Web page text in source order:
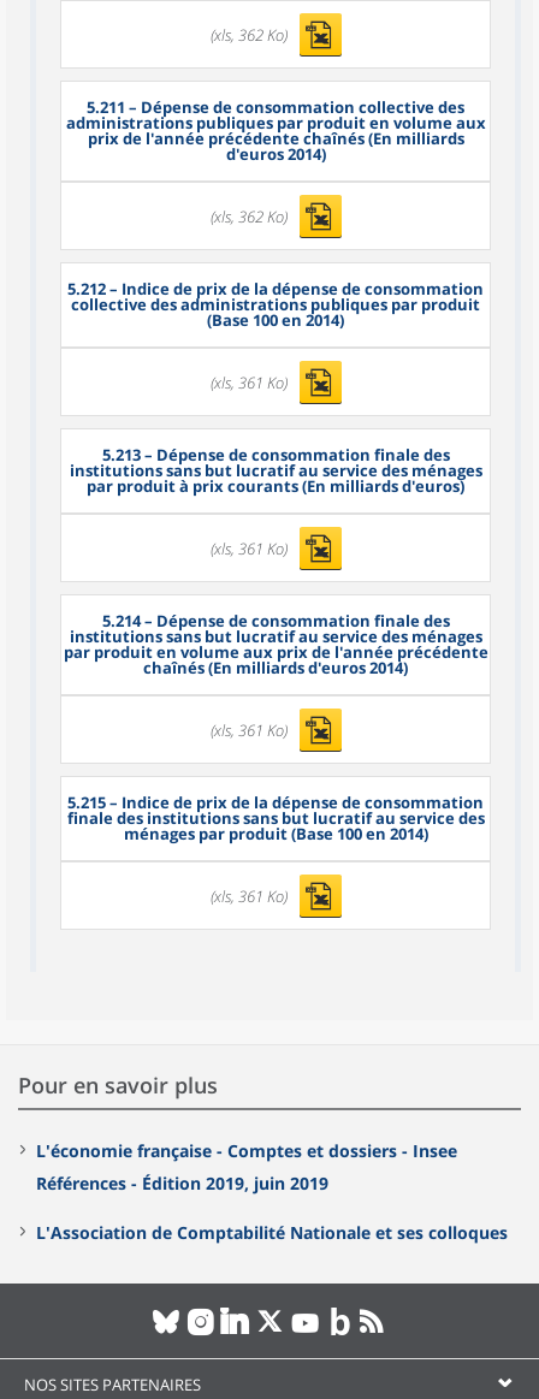
(xls, 362 Ko)
5.211 – Dépense de consommation collective des
administrations publiques par produit en volume aux
prix de l'année précédente chaînés (En milliards
d'euros 2014)
(xls, 362 Ko)
5.212– Indice de prix de la dépense de consommation
collective des administrations publiques par produit
(Base 100 en 2014)
(xls, 361 Ko)
5.213– Dépense de consommation finale des
institutions sans but lucratif au service des ménages
par produit à prix courants (En milliards d'euros)
(xls, 361 Ko)
5.214– Dépense de consommation finale des
institutions sans but lucratif au service des ménages
par produit en volume aux prix de l'année précédente
chaînés (En milliards d'euros 2014)
(xls, 361 Ko)
5.215– Indice de prix de la dépense de consommation
finale des institutions sans but lucratif au service des
ménages par produit (Base 100 en 2014)
(xls, 361 Ko)
Pour en savoir plus
L'économie française - Comptes et dossiers - Insee
Références - Édition 2019, juin 2019
L'Association de Comptabilité Nationale et ses colloques
NOS SITES PARTENAIRES